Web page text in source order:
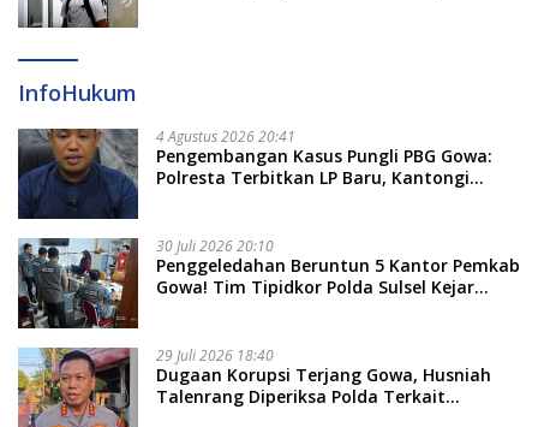
InfoHukum
4 Agustus 2026 20:41
Pengembangan Kasus Pungli PBG Gowa:
Polresta Terbitkan LP Baru, Kantongi
30 Juli 2026 20:10
Penggeledahan Beruntun 5 Kantor Pemkab
Gowa! Tim Tipidkor Polda Sulsel Kejar
29 Juli 2026 18:40
Dugaan Korupsi Terjang Gowa, Husniah
Talenrang Diperiksa Polda Terkait